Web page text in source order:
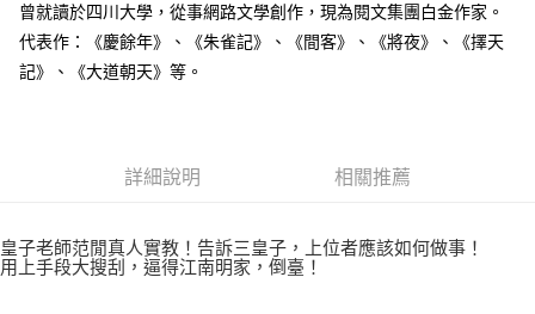
※ 請注意：結帳手續完成當下不需立刻繳費，但若您需要取消訂單，請聯絡
購買商品的店家。未經商家同意取消之訂單仍視為有效，需透過AFTEE先享
後付繳納相關費用。
※ 交易是否成功請以「AFTEE先享後付 」之結帳頁面顯示為準，若有關於
１．透過由恩沛科技股份有限公司提供之「AFTEE先享後付」服務完成之交
２．關於個人資料處理事宜，請瀏覽以下網址：
https://aftee.tw/terms/#terms3
每筆NT$80，滿NT$500(含以上)免運費
付款後萊爾富取貨
每筆NT$80，滿NT$500(含以上)免運費
每筆NT$80，滿NT$500(含以上)免運費
曾就讀於四川大學，從事網路文學創作，現為閱文集團白金作家。
代表作：《慶餘年》、《朱雀記》、《間客》、《將夜》、《擇天
記》、《大道朝天》等。
詳細說明 相關推薦
皇子老師范閒真人實教！告訴三皇子，上位者應該如何做事！
用上手段大搜刮，逼得江南明家，倒臺！